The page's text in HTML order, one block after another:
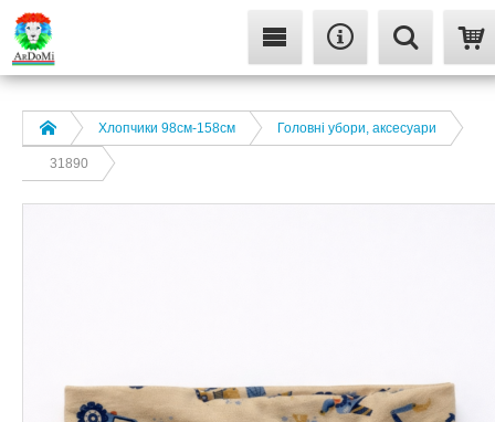
Хлопчики 98см-158см Головні убори, аксесуари
31890